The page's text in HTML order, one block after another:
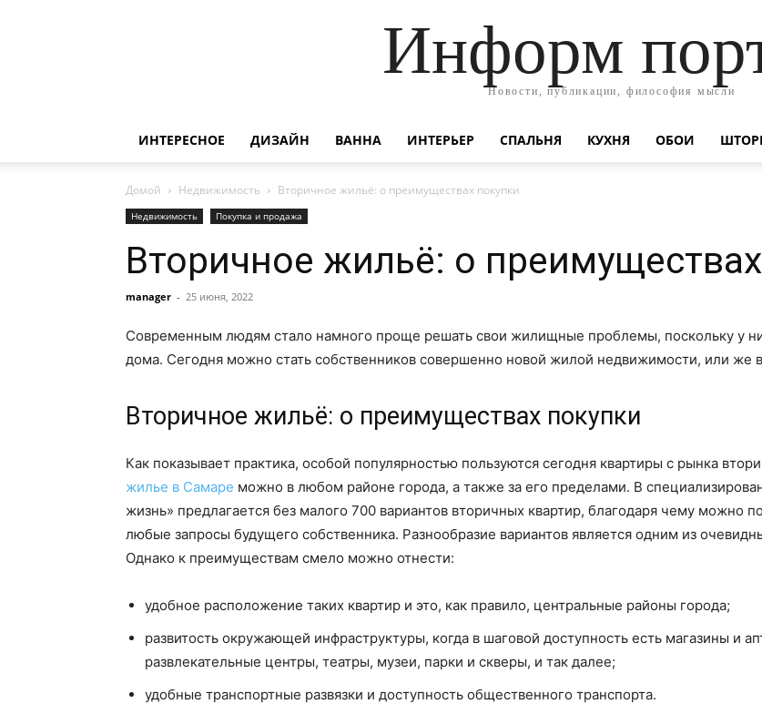
Информ
Новости, публикации, философия мысли
ИНТЕРЕСНОЕ ДИЗАЙН ВАННА ИНТЕРЬЕР СПАЛЬНЯ КУХНЯ ОБОИ
Домой Недвижимость Вторичное жильё: о преимуществах покупки
Недвижимость Покупка и продажа
Вторичное жильё: о
manager - 25 июня, 2022
Современным людям стало намного проще решать свои жилищные проблемы, поскольку у
дома. Сегодня можно стать собственников совершенно новой жилой недвижимости, или же
Вторичное жильё: о преимуществах покупки
Как показывает практика, особой популярностью пользуются сегодня квартиры с рынка
жилье в Самаре можно в любом районе города, а также за его пределами. В
жизнь» предлагается без малого 700 вариантов вторичных квартир, благодаря чему можно
любые запросы будущего собственника. Разнообразие вариантов является одним из
Однако к преимуществам смело можно отнести:
удобное расположение таких квартир и это, как правило, центральные районы города;
развитость окружающей инфраструктуры, когда в шаговой доступность есть магазины и
развлекательные центры, театры, музеи, парки и скверы, и так далее;
удобные транспортные развязки и доступность общественного транспорта.